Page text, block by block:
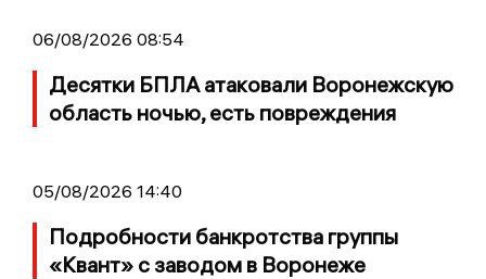
06/08/2026 08:54
Десятки БПЛА атаковали Воронежскую
область ночью, есть повреждения
05/08/2026 14:40
Подробности банкротства группы
«Квант» с заводом в Воронеже